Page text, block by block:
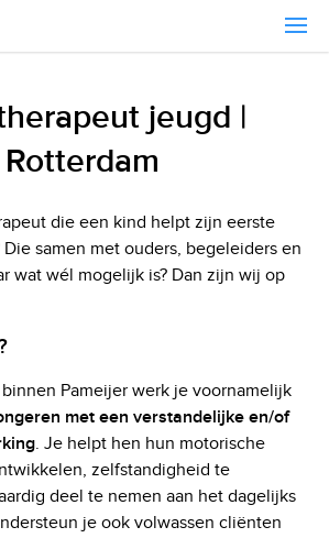
jeugd |
Rotterdam
die een kind helpt zijn eerste
samen met ouders, begeleiders en
wat wél mogelijk is? Dan zijn wij op
Pameijer werk je voornamelijk
met een verstandelijke en/of
. Je helpt hen hun motorische
zelfstandigheid te
deel te nemen aan het dagelijks
je ook volwassen cliënten